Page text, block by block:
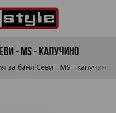
- MS - капучино
за баня Севи - MS - капучино